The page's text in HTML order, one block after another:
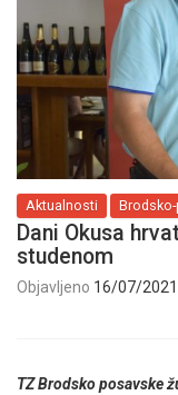
Aktualnosti
Dani Okusa
studenom
Objavljeno 16/07/2021
TZ Brodsko posavske